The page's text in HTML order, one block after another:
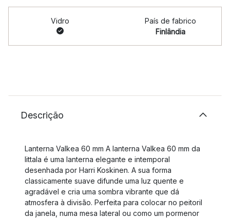
Vidro
País de fabrico
Finlândia
Descrição
Lanterna Valkea 60 mm A lanterna Valkea 60 mm da
Iittala é uma lanterna elegante e intemporal
desenhada por Harri Koskinen. A sua forma
classicamente suave difunde uma luz quente e
agradável e cria uma sombra vibrante que dá
atmosfera à divisão. Perfeita para colocar no peitoril
da janela, numa mesa lateral ou como um pormenor